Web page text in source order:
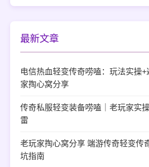
最新文章
电信热血轻变传奇唠嗑：玩法实操
家掏心窝分享
传奇私服轻变装备唠嗑｜老玩家实
雷
老玩家掏心窝分享 端游传奇轻变传
坑指南